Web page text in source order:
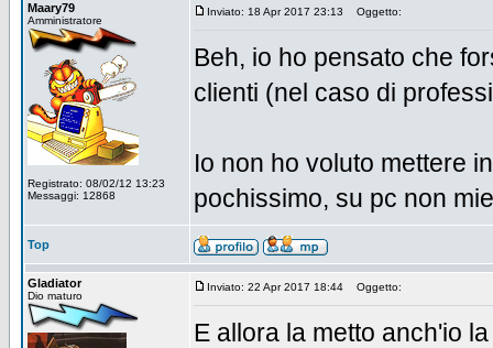
Maary79
Amministratore
Registrato: 08/02/12 13:23
Messaggi: 12868
Inviato: 18 Apr 2017 23:13 Oggetto:
Beh, io ho pensato che
clienti (nel caso di
Io non ho voluto mettere
pochissimo, su pc non
Top
Gladiator
Dio maturo
Inviato: 22 Apr 2017 18:44 Oggetto:
E allora la metto anch'io